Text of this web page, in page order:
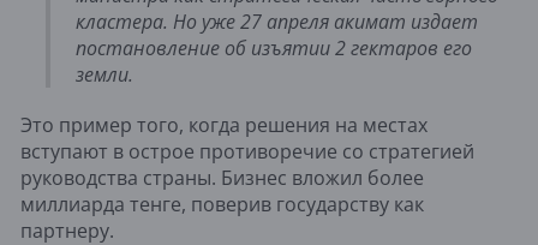
кластера. Но уже 27 апреля акимат издает
постановление об изъятии 2 гектаров его
земли.
Это пример того, когда решения на местах
вступают в острое противоречие со стратегией
руководства страны. Бизнес вложил более
миллиарда тенге, поверив государству как
партнеру.